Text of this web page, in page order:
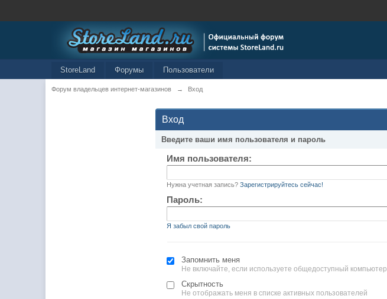
StoreLand Форумы Пользователи
Форум владельцев интернет-магазинов → Вход
Вход
Введите ваши имя пользователя и пароль
Имя пользователя:
Нужна учетная запись? Зарегистрируйтесь сейчас!
Пароль:
Я забыл свой пароль
Запомнить меня
Не включайте, если используете общедоступный компьютер
Скрытность
Не отображать меня в списке активных пользователей